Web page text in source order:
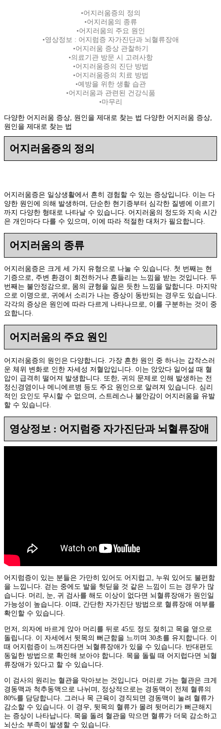
•어지러움증의 정의
•어지러움의 종류
•어지러움의 주요 원인
•영상정보 : 어지럼증 자가진단과 뇌혈류장애
•어지러움 증상 관찰하기
•의료기관 방문 시 고려사항
•어지러움증의 진단 방법
•어지러움증의 치료 방법
•예방을 위한 생활 습관
•어지러움과 관련된 건강식품
•마무리
다양한 어지러움 증상, 원인을 제대로 찾는 법 다양한 어지러움 증상,
원인을 제대로 찾는 법
어지러움증의 정의
어지러움증은 일상생활에서 흔히 경험할 수 있는 증상입니다. 이는 다
양한 원인에 의해 발생하며, 단순한 현기증부터 심각한 질병에 이르기
까지 다양한 형태로 나타날 수 있습니다. 어지러움의 정도와 지속 시간
은 개인마다 다를 수 있으며, 이에 따라 적절한 대처가 필요합니다.
어지러움의 종류
어지러움증은 크게 세 가지 유형으로 나눌 수 있습니다. 첫 번째는 현
기증으로, 주변 환경이 회전하거나 흔들리는 느낌을 받는 것입니다. 두
번째는 불안정감으로, 몸의 균형을 잃은 듯한 느낌을 말합니다. 마지막
으로 이명으로, 귀에서 소리가 나는 증상이 동반되는 경우도 있습니다.
각각의 증상은 원인에 따라 다르게 나타나므로, 이를 구분하는 것이 중
요합니다.
어지러움의 주요 원인
어지러움증의 원인은 다양합니다. 가장 흔한 원인 중 하나는 갑작스러
운 체위 변화로 인한 자세성 저혈압입니다. 이는 앉았다 일어설 때 혈
압이 급격히 떨어져 발생합니다. 또한, 귀의 문제로 인해 발생하는 전
정신경염이나 메니에르병 등도 주요 원인으로 알려져 있습니다. 심리
적인 요인도 무시할 수 없으며, 스트레스나 불안감이 어지러움을 유발
할 수 있습니다.
영상정보 : 어지럼증 자가진단과 뇌혈류장애
어지럼증이 있는 분들은 가만히 있어도 어지럽고, 누워 있어도 불편함
을 느낍니다. 걷는 중에도 발을 헛딛을 것 같은 느낌이 드는 경우가 많
습니다. 머리, 눈, 귀 검사를 해도 이상이 없다면 뇌혈류장애가 원인일
가능성이 높습니다. 이때, 간단한 자가진단 방법으로 혈류장애 여부를
확인할 수 있습니다.
먼저, 의자에 바르게 앉아 머리를 뒤로 45도 정도 젖히고 목을 옆으로
돌립니다. 이 자세에서 뒷목의 뻐근함을 느끼며 30초를 유지합니다. 이
때 어지럼증이 느껴진다면 뇌혈류장애가 있을 수 있습니다. 반대편도
동일한 방법으로 확인해 보아야 합니다. 목을 돌릴 때 어지럽다면 뇌혈
류장애가 있다고 할 수 있습니다.
이 검사의 원리는 혈관을 막아보는 것입니다. 머리로 가는 혈관은 크게
경동맥과 척추동맥으로 나뉘며, 정상적으로는 경동맥이 전체 혈류의
80%를 담당합니다. 그러나 목 근육이 경직되면 경동맥이 눌려 혈류가
감소할 수 있습니다. 이 경우, 뒷목의 혈류가 몰려 뒷머리가 뻐근해지
는 증상이 나타납니다. 목을 돌려 혈관을 막으면 혈류가 더욱 감소하고
뇌산소 부족이 발생할 수 있습니다.